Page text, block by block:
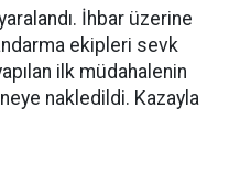
İhbar üzerine
ekipleri sevk
ilk müdahalenin
nakledildi. Kazayla